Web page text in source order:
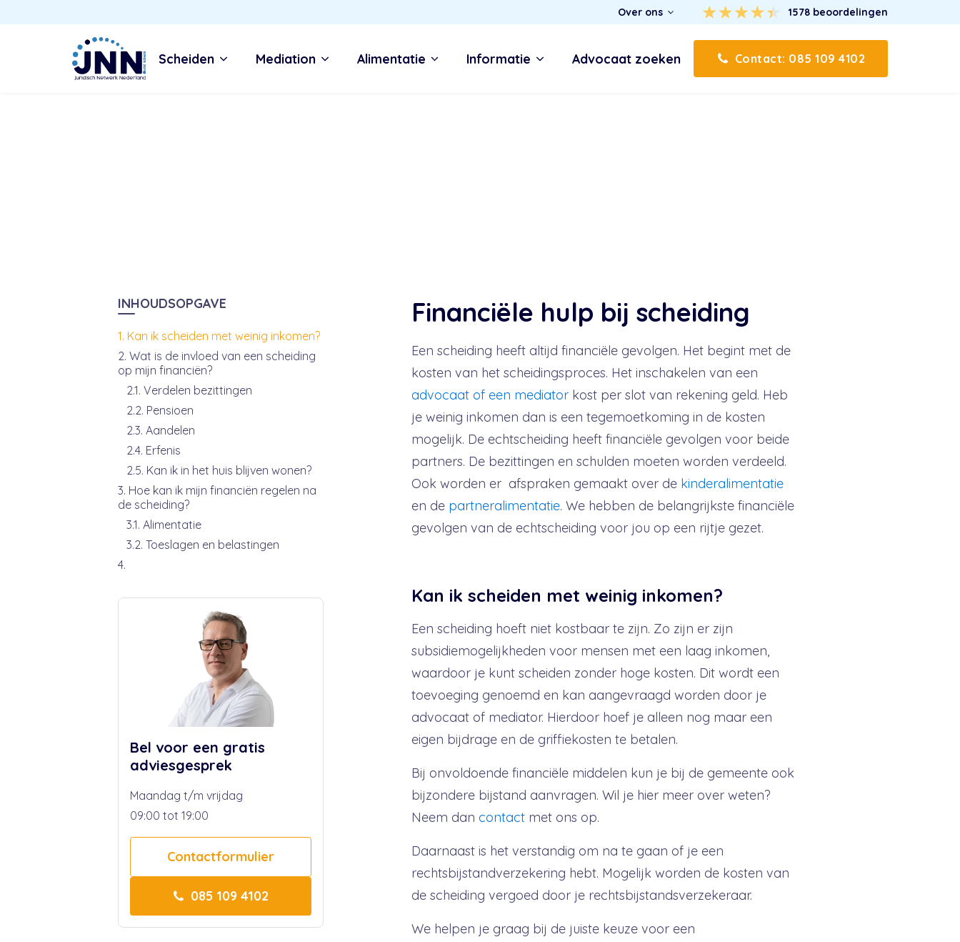
Over ons 1578 beoordelingen
Scheiden Mediation Alimentatie Informatie Advocaat zoeken Contact: 085 109 4102
INHOUDSOPGAVE
Kan ik scheiden met weinig inkomen?
Wat is de invloed van een scheiding
op mijn financiën?
Verdelen bezittingen
Pensioen
Aandelen
Erfenis
Kan ik in het huis blijven wonen?
Hoe kan ik mijn financiën regelen na
de scheiding?
Alimentatie
Toeslagen en belastingen
Bel voor een gratis
adviesgesprek
Maandag t/m vrijdag
09:00 tot 19:00
Contactformulier
085 109 4102
Financiële hulp bij scheiding
Een scheiding heeft altijd financiële gevolgen. Het begint met de
kosten van het scheidingsproces. Het inschakelen van een
advocaat of een mediatorkost per slot van rekening geld. Heb
je weinig inkomen dan is een tegemoetkoming in de kosten
mogelijk. De echtscheiding heeft financiële gevolgen voor beide
partners. De bezittingen en schulden moeten worden verdeeld.
Ook worden er afspraken gemaakt over de kinderalimentatie
en de partneralimentatie. We hebben de belangrijkste financiële
gevolgen van de echtscheiding voor jou op een rijtje gezet.
Kan ik scheiden met weinig inkomen?
Een scheiding hoeft niet kostbaar te zijn. Zo zijn er zijn
subsidiemogelijkheden voor mensen met een laag inkomen,
waardoor je kunt scheiden zonder hoge kosten. Dit wordt een
toevoeging genoemd en kan aangevraagd worden door je
advocaat of mediator. Hierdoor hoef je alleen nog maar een
eigen bijdrage en de griffiekosten te betalen.
Bij onvoldoende financiële middelen kun je bij de gemeente ook
bijzondere bijstand aanvragen. Wil je hier meer over weten?
Neem dan contact met ons op.
Daarnaast is het verstandig om na te gaan of je een
rechtsbijstandverzekering hebt. Mogelijk worden de kosten van
de scheiding vergoed door je rechtsbijstandsverzekeraar.
We helpen je graag bij de juiste keuze voor een